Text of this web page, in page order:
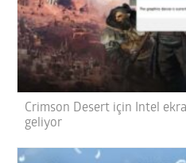
Crimson Desert için Intel
geliyor